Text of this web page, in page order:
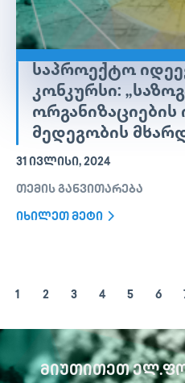
ᲡᲐᲞᲠᲝᲔᲥᲢᲝ
ᲙᲝᲜᲙᲣᲠᲡᲘ:
ᲛᲔᲓᲔᲒᲝᲑᲘᲡ
31 ᲘᲕᲚᲘᲡᲘ, 2024
თემის განვითარება
იხილეთ მეტი
1 2 3 4 5 6
ᲛᲘᲣᲗᲘᲗᲔᲗ